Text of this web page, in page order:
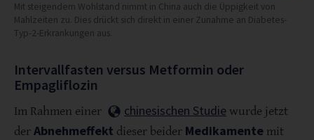
Mit steigendem Wohlstand nimmt in China auch die Üppigkeit von
Mahlzeiten zu. Dies drückt sich direkt in einer Zunahme an Diabetes-
Typ-2-Erkrankungen aus.
Intervallfasten versus Metformin oder
Empagliflozin
Im Rahmen einer chinesischen Studie wurde jetzt
derAbnehmeffekt dieser beider Medikamente mit